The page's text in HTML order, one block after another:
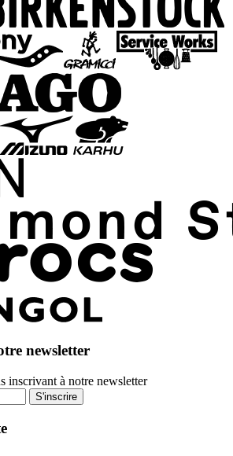
newsletter
inscrivant à notre newsletter
S'inscrire